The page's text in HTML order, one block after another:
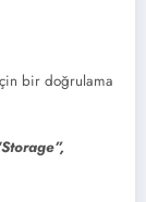
için bir doğrulama